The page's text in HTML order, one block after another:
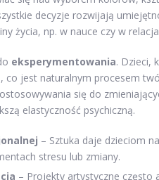
decyzje rozwijają
życia, np. w nauce czy w
eksperymentowania. Dzieci,
co jest naturalnym procesem
się do
elastyczność psychiczną.
– Sztuka daje dzieciom
stresu lub zmiany.
– Projekty artystyczne często